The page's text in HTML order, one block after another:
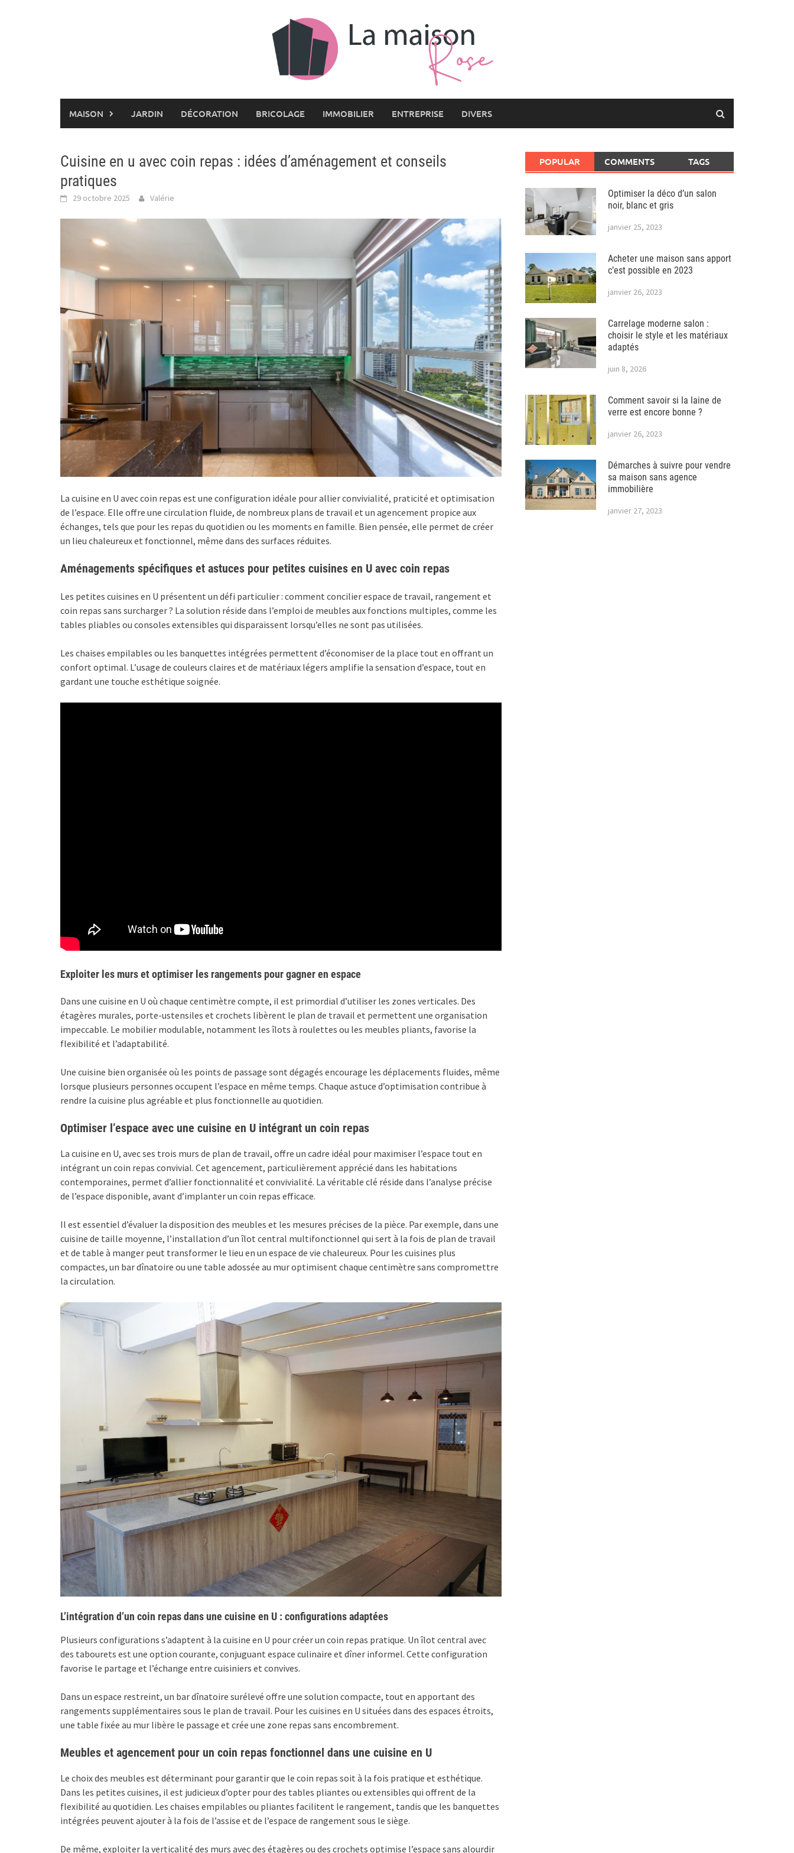
MAISON JARDIN DÉCORATION BRICOLAGE IMMOBILIER ENTREPRISE DIVERS
Cuisine en u avec coin repas : idées d’aménagement et conseils
pratiques
29 octobre 2025 Valérie
La cuisine en U avec coin repas est une configuration idéale pour allier convivialité, praticité et optimisation
de l’espace. Elle offre une circulation fluide, de nombreux plans de travail et un agencement propice aux
échanges, tels que pour les repas du quotidien ou les moments en famille. Bien pensée, elle permet de créer
un lieu chaleureux et fonctionnel, même dans des surfaces réduites.
Aménagements spécifiques et astuces pour petites cuisines en U avec coin repas
Les petites cuisines en U présentent un défi particulier : comment concilier espace de travail, rangement et
coin repas sans surcharger ? La solution réside dans l’emploi de meubles aux fonctions multiples, comme les
tables pliables ou consoles extensibles qui disparaissent lorsqu’elles ne sont pas utilisées.
Les chaises empilables ou les banquettes intégrées permettent d’économiser de la place tout en offrant un
confort optimal. L’usage de couleurs claires et de matériaux légers amplifie la sensation d’espace, tout en
gardant une touche esthétique soignée.
Exploiter les murs et optimiser les rangements pour gagner en espace
Dans une cuisine en U où chaque centimètre compte, il est primordial d’utiliser les zones verticales. Des
étagères murales, porte-ustensiles et crochets libèrent le plan de travail et permettent une organisation
impeccable. Le mobilier modulable, notamment les îlots à roulettes ou les meubles pliants, favorise la
flexibilité et l’adaptabilité.
Une cuisine bien organisée où les points de passage sont dégagés encourage les déplacements fluides, même
lorsque plusieurs personnes occupent l’espace en même temps. Chaque astuce d’optimisation contribue à
rendre la cuisine plus agréable et plus fonctionnelle au quotidien.
Optimiser l’espace avec une cuisine en U intégrant un coin repas
La cuisine en U, avec ses trois murs de plan de travail, offre un cadre idéal pour maximiser l’espace tout en
intégrant un coin repas convivial. Cet agencement, particulièrement apprécié dans les habitations
contemporaines, permet d’allier fonctionnalité et convivialité. La véritable clé réside dans l’analyse précise
de l’espace disponible, avant d’implanter un coin repas efficace.
Il est essentiel d’évaluer la disposition des meubles et les mesures précises de la pièce. Par exemple, dans une
cuisine de taille moyenne, l’installation d’un îlot central multifonctionnel qui sert à la fois de plan de travail
et de table à manger peut transformer le lieu en un espace de vie chaleureux. Pour les cuisines plus
compactes, un bar dînatoire ou une table adossée au mur optimisent chaque centimètre sans compromettre
la circulation.
L’intégration d’un coin repas dans une cuisine en U : configurations adaptées
Plusieurs configurations s’adaptent à la cuisine en U pour créer un coin repas pratique. Un îlot central avec
des tabourets est une option courante, conjuguant espace culinaire et dîner informel. Cette configuration
favorise le partage et l’échange entre cuisiniers et convives.
Dans un espace restreint, un bar dînatoire surélevé offre une solution compacte, tout en apportant des
rangements supplémentaires sous le plan de travail. Pour les cuisines en U situées dans des espaces étroits,
une table fixée au mur libère le passage et crée une zone repas sans encombrement.
Meubles et agencement pour un coin repas fonctionnel dans une cuisine en U
Le choix des meubles est déterminant pour garantir que le coin repas soit à la fois pratique et esthétique.
Dans les petites cuisines, il est judicieux d’opter pour des tables pliantes ou extensibles qui offrent de la
flexibilité au quotidien. Les chaises empilables ou pliantes facilitent le rangement, tandis que les banquettes
intégrées peuvent ajouter à la fois de l’assise et de l’espace de rangement sous le siège.
De même, exploiter la verticalité des murs avec des étagères ou des crochets optimise l’espace sans alourdir
POPULAR COMMENTS TAGS
Optimiser la déco d’un salon
noir, blanc et gris
janvier 25, 2023
Acheter une maison sans apport
c’est possible en 2023
janvier 26, 2023
Carrelage moderne salon :
choisir le style et les matériaux
adaptés
juin 8, 2026
Comment savoir si la laine de
verre est encore bonne ?
janvier 26, 2023
Démarches à suivre pour vendre
sa maison sans agence
immobilière
janvier 27, 2023